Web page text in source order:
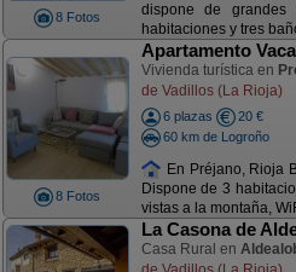
8 Fotos
dispone de grandes
habitaciones y tres
8 Fotos
Apartamento
Vivienda turística en
de Vadillos (La Rioja)
6 plazas
20 €
60 km de Logroño
En Préjano, Rioja
Dispone de 3
vistas a la montaña,
La Casona de
Casa Rural en